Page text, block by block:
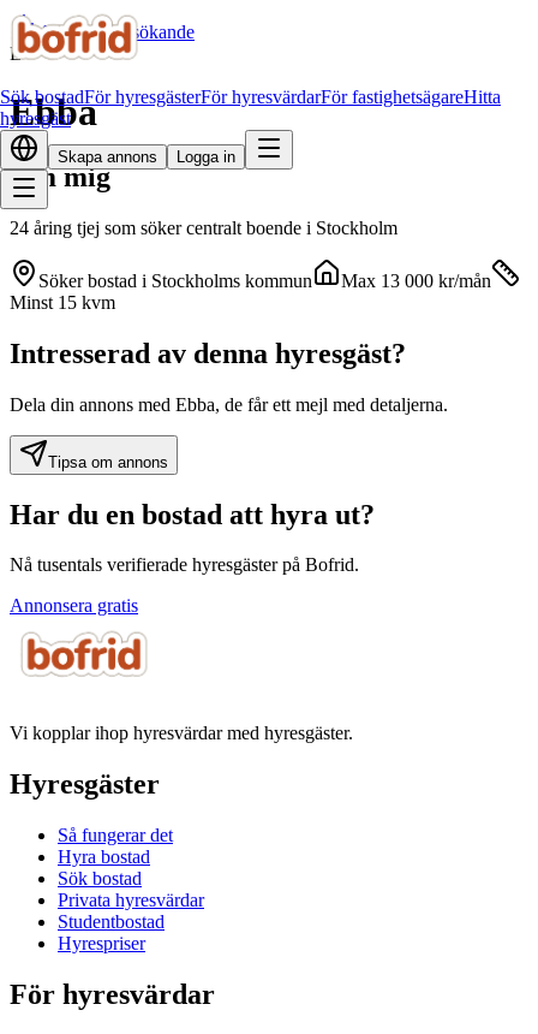
Sök bostadFör hyresgästerFör hyresvärdarFör fastighetsägareHitta
hyresgäst
Skapa annons Logga in
Alla bostadssökande
E
Ebba
Om mig
24 åring tjej som söker centralt boende i Stockholm
Söker bostad i Stockholms kommun Max 13 000 kr/mån
Minst 15 kvm
Intresserad av denna hyresgäst?
Dela din annons med Ebba, de får ett mejl med detaljerna.
Tipsa om annons
Har du en bostad att hyra ut?
Nå tusentals verifierade hyresgäster på Bofrid.
Annonsera gratis
Vi kopplar ihop hyresvärdar med hyresgäster.
Hyresgäster
Så fungerar det
Hyra bostad
Sök bostad
Privata hyresvärdar
Studentbostad
Hyrespriser
För hyresvärdar